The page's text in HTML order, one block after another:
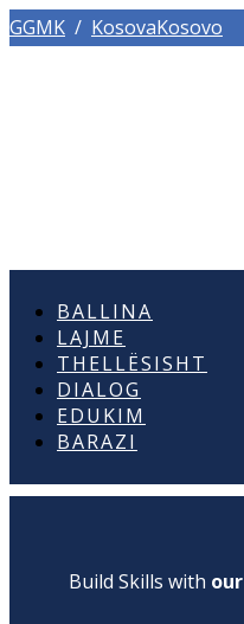
GGMK / KosovaKosovo
BALLINA
LAJME
THELLËSISHT
DIALOG
EDUKIM
BARAZI
Build Skills with our